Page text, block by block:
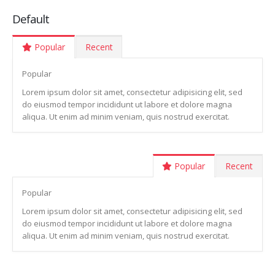
Default
Popular Recent
Popular
Lorem ipsum dolor sit amet, consectetur adipisicing elit, sed
do eiusmod tempor incididunt ut labore et dolore magna
aliqua. Ut enim ad minim veniam, quis nostrud exercitat.
Popular Recent
Popular
Lorem ipsum dolor sit amet, consectetur adipisicing elit, sed
do eiusmod tempor incididunt ut labore et dolore magna
aliqua. Ut enim ad minim veniam, quis nostrud exercitat.